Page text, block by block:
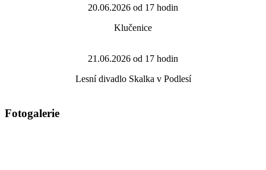
20.06.2026 od 17 hodin
Klučenice
21.06.2026 od 17 hodin
Lesní divadlo Skalka v Podlesí
Fotogalerie